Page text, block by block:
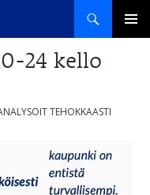
24 kello
TEHOKKAASTI